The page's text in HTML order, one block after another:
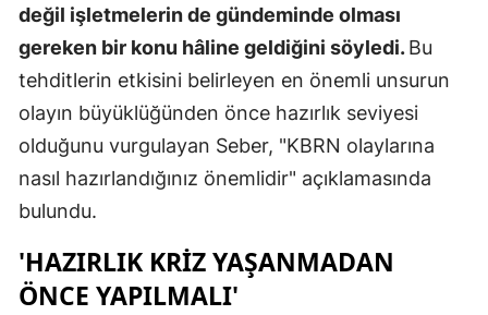
değil işletmelerin de gündeminde olması
gereken bir konu hâline geldiğini söyledi.Bu
tehditlerin etkisini belirleyen en önemli unsurun
olayın büyüklüğünden önce hazırlık seviyesi
olduğunu vurgulayan Seber, "KBRN olaylarına
nasıl hazırlandığınız önemlidir" açıklamasında
bulundu.
'HAZIRLIK KRIZ YAŞANMADAN
ÖNCE YAPILMALI'